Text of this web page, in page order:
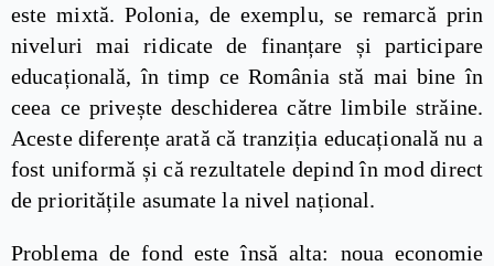
este mixtă. Polonia, de exemplu, se remarcă prin
niveluri mai ridicate de finanțare și participare
educațională, în timp ce România stă mai bine în
ceea ce privește deschiderea către limbile străine.
Aceste diferențe arată că tranziția educațională nu a
fost uniformă și că rezultatele depind în mod direct
de prioritățile asumate la nivel național.
Problema de fond este însă alta: noua economie